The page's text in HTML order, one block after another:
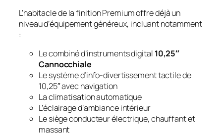
L’habitacle de la finition Premium offre déjà un
niveau d’équipement généreux, incluant notamment
:
Le combiné d’instruments digital 10,25″
Cannocchiale
Le système d’info-divertissement tactile de
10,25″ avec navigation
La climatisation automatique
L’éclairage d’ambiance intérieur
Le siège conducteur électrique, chauffant et
massant